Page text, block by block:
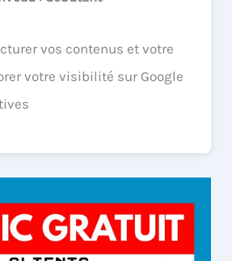
vos contenus et votre
votre visibilité sur Google